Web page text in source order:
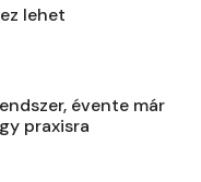
lehet
évente már
praxisra